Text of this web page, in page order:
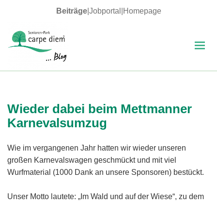
Beiträge| Jobportal Homepage
Wieder dabei beim Mettmanner
Karnevalsumzug
Wie im vergangenen Jahr hatten wir wieder unseren
großen Karnevalswagen geschmückt und mit viel
Wurfmaterial (1000 Dank an unsere Sponsoren) bestückt.
Unser Motto lautete: „Im Wald und auf der Wiese“, zu dem